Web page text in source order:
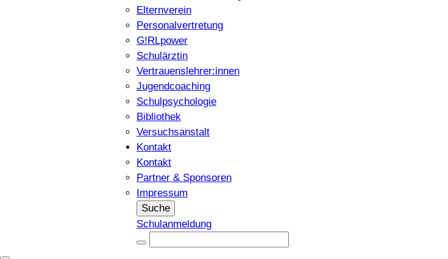
Elternverein
Personalvertretung
G!RLpower
Schulärztin
Vertrauenslehrer:innen
Jugendcoaching
Schulpsychologie
Bibliothek
Versuchsanstalt
Kontakt
Kontakt
Partner & Sponsoren
Impressum
Suche
Schulanmeldung